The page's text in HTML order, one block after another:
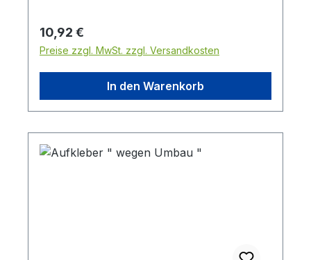
Regulärer Preis:
10,92 €
Preise zzgl. MwSt. zzgl. Versandkosten
In den Warenkorb